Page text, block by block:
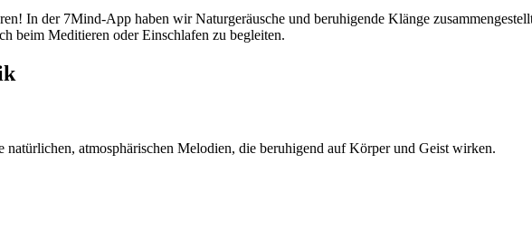
In der 7Mind-App haben wir Naturgeräusche und beruhigende Klänge
beim Meditieren oder Einschlafen zu begleiten.
atmosphärischen Melodien, die beruhigend auf Körper und Geist wirken.